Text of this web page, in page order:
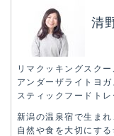
清
リマクッキングスク
アンダーザライトヨ
スティックフードトレ
新潟の温泉宿で生まれ
自然や食を大切にす